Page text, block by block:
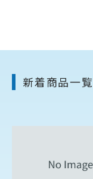
新着商品一覧